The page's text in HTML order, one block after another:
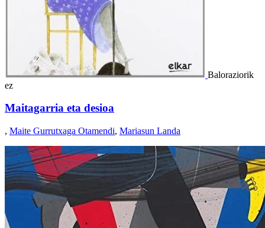
Baloraziorik
ez
Maitagarria eta desioa
, Maite Gurrutxaga Otamendi, Mariasun Landa